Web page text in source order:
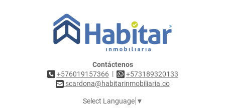
Contáctenos
+576019157366 |
+573189320133
scardona@habitarinmobiliaria.co
Select Language ▼